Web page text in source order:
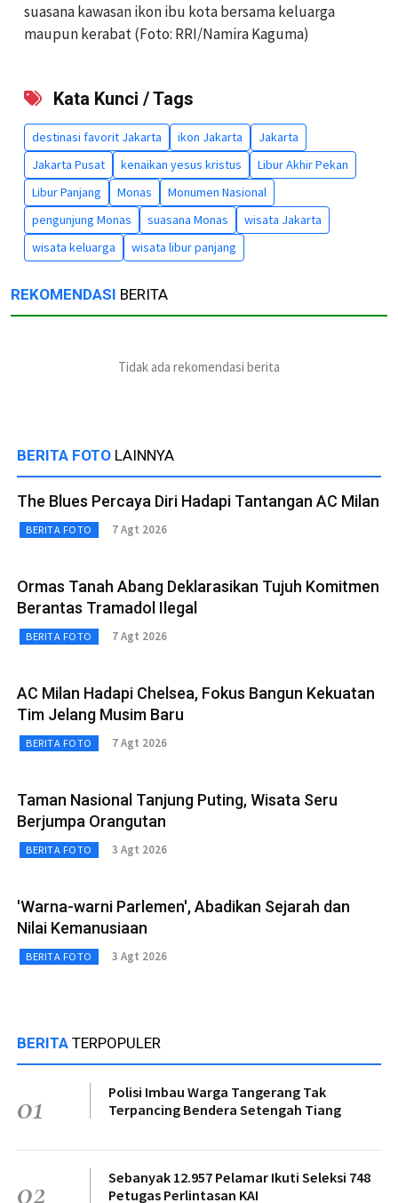
suasana kawasan ikon ibu kota bersama keluarga
maupun kerabat (Foto: RRI/Namira Kaguma)
Kata Kunci / Tags
destinasi favorit Jakarta ikon Jakarta
Jakarta
Jakarta Pusat
kenaikan yesus kristus
Libur Akhir Pekan
Libur Panjang
Monas
Monumen Nasional
pengunjung Monas
suasana Monas
wisata Jakarta
wisata keluarga
wisata libur panjang
REKOMENDASI BERITA
Tidak ada rekomendasi berita
BERITA FOTO LAINNYA
The Blues Percaya Diri Hadapi Tantangan AC Milan
BERITA FOTO 7 Agt 2026
Ormas Tanah Abang Deklarasikan Tujuh Komitmen
Berantas Tramadol Ilegal
BERITA FOTO 7 Agt 2026
AC Milan Hadapi Chelsea, Fokus Bangun Kekuatan
Tim Jelang Musim Baru
BERITA FOTO 7 Agt 2026
Taman Nasional Tanjung Puting, Wisata Seru
Berjumpa Orangutan
BERITA FOTO 3 Agt 2026
'Warna-warni Parlemen', Abadikan Sejarah dan
Nilai Kemanusiaan
BERITA FOTO 3 Agt 2026
BERITA TERPOPULER
01
Polisi Imbau Warga Tangerang Tak
Terpancing Bendera Setengah Tiang
02
Sebanyak 12.957 Pelamar Ikuti Seleksi 748
Petugas Perlintasan KAI